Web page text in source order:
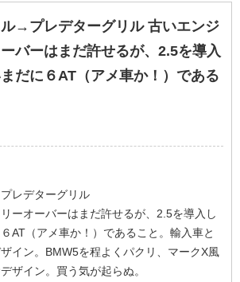
→プレデターグリル 古いエンジ
バーはまだ許せるが、2.5を導入
だに６AT（アメ車か！）である
レデターグリル
ーオーバーはまだ許せるが、2.5を導入し
AT（アメ車か！）であること。輸入車と
イン。BMW5を程よくパクリ、マークX風
ザイン。買う気が起らぬ。